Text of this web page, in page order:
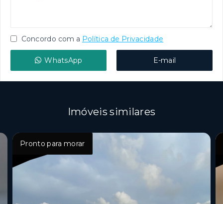
Concordo com a Política de Privacidade
WhatsApp E-mail
Imóveis similares
Pronto para morar